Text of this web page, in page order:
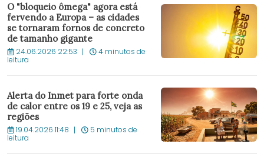
O "bloqueio ômega" agora está
fervendo a Europa – as cidades
se tornaram fornos de concreto
de tamanho gigante
24.06.2026 22:53 4 minutos de
leitura
Alerta do Inmet para forte onda
de calor entre os 19 e 25, veja as
regiões
19.04.2026 11:48 5 minutos de
leitura